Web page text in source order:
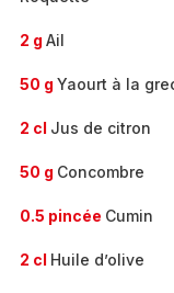
2 g Ail
50 g Yaourt à la
2 cl Jus de citron
50 g Concombre
0.5 pincée Cumin
2 cl Huile d’olive